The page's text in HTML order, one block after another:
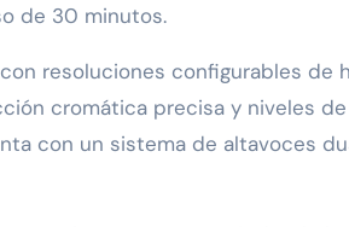
de 30 minutos.
resoluciones configurables de
cromática precisa y niveles de
con un sistema de altavoces